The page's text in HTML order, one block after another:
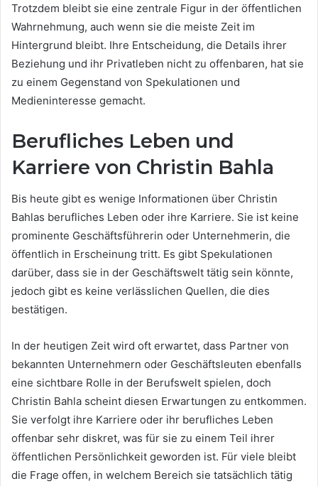
Trotzdem bleibt sie eine zentrale Figur in der öffentlichen
Wahrnehmung, auch wenn sie die meiste Zeit im
Hintergrund bleibt. Ihre Entscheidung, die Details ihrer
Beziehung und ihr Privatleben nicht zu offenbaren, hat sie
zu einem Gegenstand von Spekulationen und
Medieninteresse gemacht.
Berufliches Leben und
Karriere von Christin Bahla
Bis heute gibt es wenige Informationen über Christin
Bahlas berufliches Leben oder ihre Karriere. Sie ist keine
prominente Geschäftsführerin oder Unternehmerin, die
öffentlich in Erscheinung tritt. Es gibt Spekulationen
darüber, dass sie in der Geschäftswelt tätig sein könnte,
jedoch gibt es keine verlässlichen Quellen, die dies
bestätigen.
In der heutigen Zeit wird oft erwartet, dass Partner von
bekannten Unternehmern oder Geschäftsleuten ebenfalls
eine sichtbare Rolle in der Berufswelt spielen, doch
Christin Bahla scheint diesen Erwartungen zu entkommen.
Sie verfolgt ihre Karriere oder ihr berufliches Leben
offenbar sehr diskret, was für sie zu einem Teil ihrer
öffentlichen Persönlichkeit geworden ist. Für viele bleibt
die Frage offen, in welchem Bereich sie tatsächlich tätig